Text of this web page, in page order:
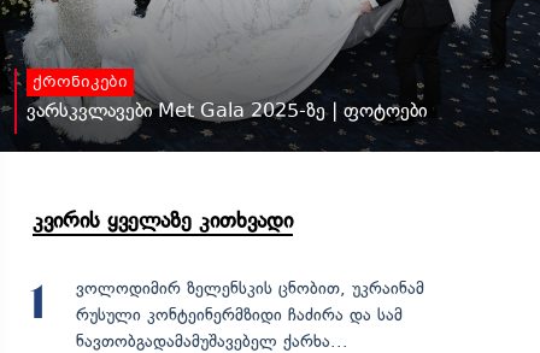
ქრონიკები
ვარსკვლავები Met Gala 2025-ზე | ფოტოები
კვირის ყველაზე კითხვადი
1
ვოლოდიმირ ზელენსკის ცნობით, უკრაინამ
რუსული კონტეინერმზიდი ჩაძირა და სამ
ნავთობგადამამუშავებელ ქარხა...